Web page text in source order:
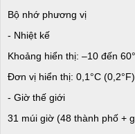
Bộ nhớ phương vị
- Nhiệt kế
Khoảng hiển thị: –10 đến
Đơn vị hiển thị: 0,1°C (0,2°F)
- Giờ thế giới
31 múi giờ (48 thành phố +